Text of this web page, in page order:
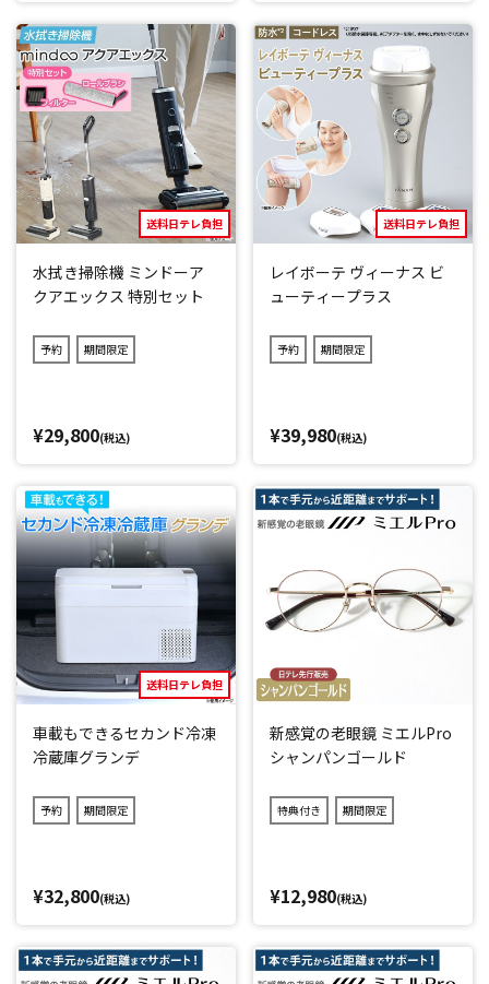
送料日テレ負担
水拭き掃除機 ミンドーア
クアエックス 特別セット
予約 期間限定
¥29,800(税込)
送料日テレ負担
レイボーテ ヴィーナス ビ
ューティープラス
予約 期間限定
¥39,980(税込)
送料日テレ負担
車載もできるセカンド冷凍
冷蔵庫グランデ
予約 期間限定
¥32,800(税込)
新感覚の老眼鏡 ミエルPro
シャンパンゴールド
特典付き 期間限定
¥12,980(税込)